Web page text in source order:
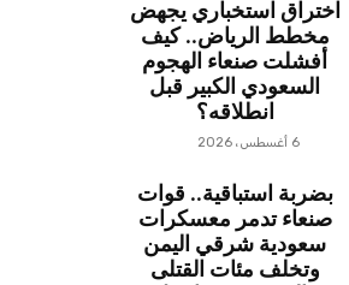
اختراق استخباري يجهض
مخطط الرياض.. كيف
أفشلت صنعاء الهجوم
السعودي الكبير قبل
انطلاقه؟
6 أغسطس، 2026
بضربة استباقية.. قوات
صنعاء تدمر معسكرات
سعودية شرقي اليمن
وتخلف مئات القتلى